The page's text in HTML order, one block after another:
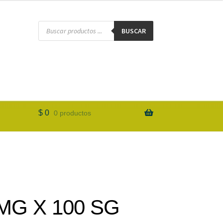
BUSCAR
$0 0 productos
X 100 SG